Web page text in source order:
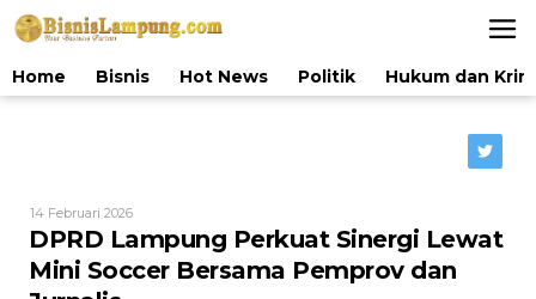
Lewati
ke
Home
Bisnis Hot News Politik Hukum dan
14 Februari 2026Oleh
Lampung
DPRD Lampung Perkuat Sinergi Lewat
Mini Soccer Bersama Pemprov dan